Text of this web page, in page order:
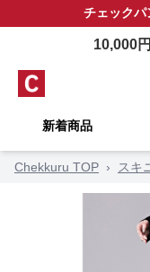
チェックパ
10,000
新着商品
Chekkuru TOP › スキ